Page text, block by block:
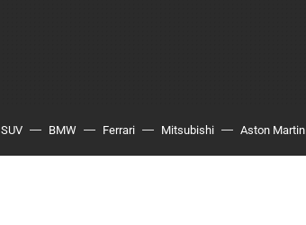
SUV BMW Ferrari Mitsubishi Aston Martin